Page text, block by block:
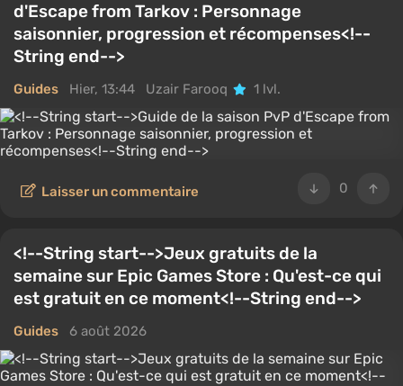
d'Escape from Tarkov : Personnage
saisonnier, progression et récompenses<!--
String end-->
Guides Hier, 13:44 Uzair Farooq 1 lvl.
0
Laisser un commentaire
<!--String start-->Jeux gratuits de la
semaine sur Epic Games Store : Qu'est-ce qui
est gratuit en ce moment<!--String end-->
Guides 6 août 2026